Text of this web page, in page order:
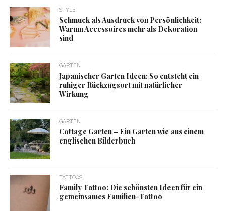
STYLE
Schmuck als Ausdruck von Persönlichkeit:
Warum Accessoires mehr als Dekoration
sind
GARTEN
Japanischer Garten Ideen: So entsteht ein
ruhiger Rückzugsort mit natürlicher
Wirkung
GARTEN
Cottage Garten – Ein Garten wie aus einem
englischen Bilderbuch
TATTOOS
Family Tattoo: Die schönsten Ideen für ein
gemeinsames Familien-Tattoo